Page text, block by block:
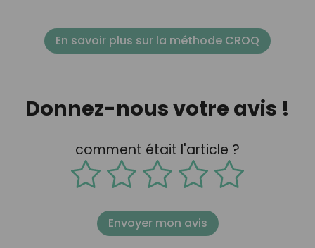
En savoir plus sur la méthode CROQ
Donnez-nous votre avis !
comment était l'article ?
Envoyer mon avis